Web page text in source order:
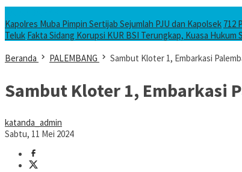
Kapolres Muba Pimpin Sertijab Sejumlah PJU dan Kapolsek 712
Teluk Fakta Sidang Korupsi KUR BSI Terungkap, Kuasa Hukum
Beranda
PALEMBANG Sambut Kloter 1, Embarkasi
Sambut Kloter 1, Embarkasi
katanda_admin
Sabtu, 11 Mei 2024